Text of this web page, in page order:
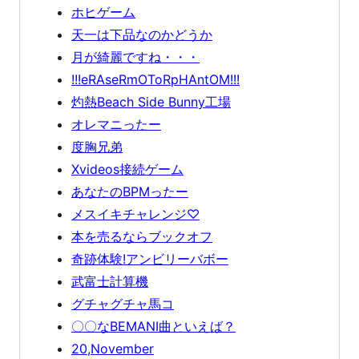
ホヒゲーム
天一は下品なのかどうか
月が綺麗ですね・・・
!!!eRAseRmOToRpHAntOM!!!
灼熱Beach Side Bunny工場
オレマニったー
度胸兄弟
Xvideos接続ゲーム
あなたのBPMったー
メスイキチャレンジ♡
本を売るならブックオフ
奇跡体験!アンビリーバボー
武富士計算機
グチャグチャ馬コ
〇〇なBEMANI曲といえば？
20,November